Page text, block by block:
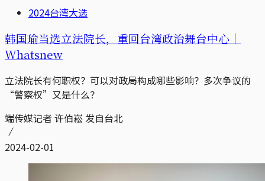
2024台湾大选
韩国瑜当选立法院长，重回台湾政治舞台中心｜
Whatsnew
立法院长有何职权？可以对政局构成哪些影响？多次争议的
“警察权”又是什么？
端传媒记者 许伯崧 发自台北
2024-02-01